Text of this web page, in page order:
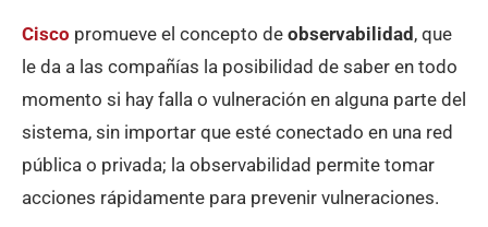
Cisco promueve el concepto de observabilidad , que
le da a las compañías la posibilidad de saber en todo
momento si hay falla o vulneración en alguna parte del
sistema, sin importar que esté conectado en una red
pública o privada; la observabilidad permite tomar
acciones rápidamente para prevenir vulneraciones.